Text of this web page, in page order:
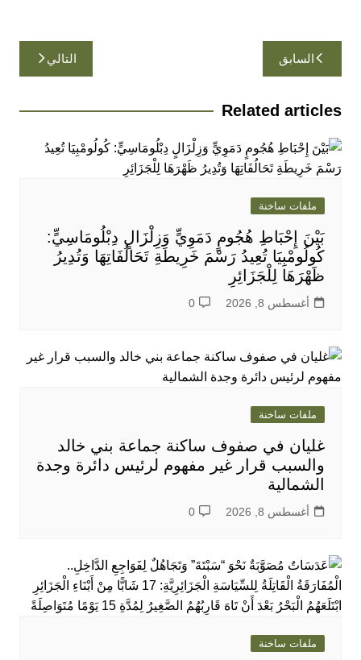
تصفّح
المقالات
السابق التالي
Related articles
ملفات ساخنة
بَيْنَ إِحْبَاطِ هُجُومٍ دَمَوِيٍّ وَزِلْزَالٍ دِبْلُومَاسِيٍّ:
كُولُومْبِيَا تُعِيدُ رَسْمَ خَرِيطَةِ تَحَالُفَاتِهَا وَتُدِيرُ
ظَهْرَهَا لِلْجَزَائِرِ
أغسطس 8, 2026 0
ملفات ساخنة
غليان في صفوف ساكنة جماعة بني خالد
والسبب قرار غير مفهوم لرئيس دائرة وجدة
الشمالية
أغسطس 8, 2026 0
ملفات ساخنة